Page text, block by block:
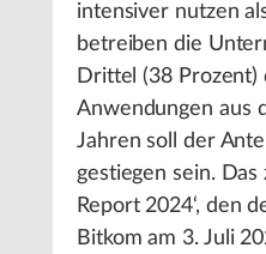
intensiver nutzen
betreiben die
Drittel (38 Prozent)
Anwendungen aus
Jahren soll der
gestiegen sein. Das
Report 2024‘, den
Bitkom am 3. Juli